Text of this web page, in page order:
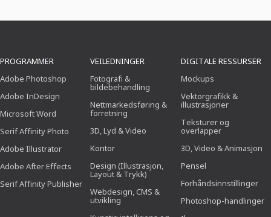
PROGRAMMER
Adobe Photoshop
Adobe InDesign
Microsoft Word
Serif Affinity Photo
Adobe Illustrator
Adobe After Effects
Serif Affinity Publisher
VEILEDNINGER
Fotografi &
bildebehandling
Nettmarkedsføring &
forretning
3D, Lyd & Video
Kontor
Design (Illustrasjon,
Layout & Trykk)
Webdesign, CMS &
utvikling
DIGITALE RESSURSER
Mockups
Vektorgrafikk &
illustrasjoner
Teksturer og
overlapper
3D, Video & Animasjon
Pensel
Forhåndsinnstillinger
Photoshop-handlinger